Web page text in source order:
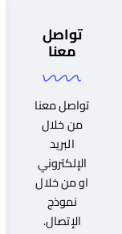
تواصل
معنا
تواصل معنا
من خلال
البريد
الإلكتروني
او من خلال
نموذج
الإتصال.